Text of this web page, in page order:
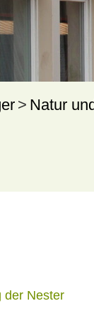
Natur
der Nester